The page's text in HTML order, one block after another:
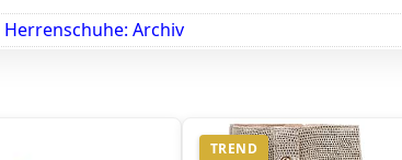
Herrenschuhe: Archiv
TREND